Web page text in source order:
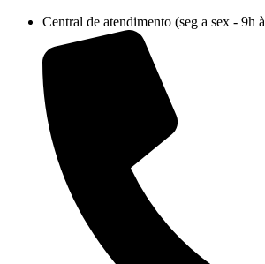
conteúdo
Central de atendimento (seg a sex - 9h